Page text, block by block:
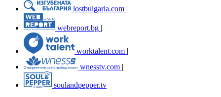
lostbulgaria.com |
webreport.bg
worktalent.com |
wnesstv.com |
soulandpepper.tv